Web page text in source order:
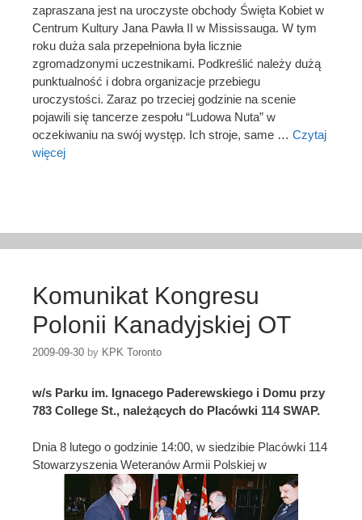
zapraszana jest na uroczyste obchody Święta Kobiet w
Centrum Kultury Jana Pawła II w Mississauga. W tym
roku duża sala przepełniona była licznie
zgromadzonymi uczestnikami. Podkreślić należy dużą
punktualność i dobra organizacje przebiegu
uroczystości. Zaraz po trzeciej godzinie na scenie
pojawili się tancerze zespołu “Ludowa Nuta” w
oczekiwaniu na swój występ. Ich stroje, same … Czytaj
więcej
Komunikat Kongresu
Polonii Kanadyjskiej OT
2009-09-30 by KPK Toronto
w/s Parku im. Ignacego Paderewskiego i Domu przy
783 College St., należących do Placówki 114 SWAP.
Dnia 8 lutego o godzinie 14:00, w siedzibie Placówki 114
Stowarzyszenia Weteranów Armii Polskiej w